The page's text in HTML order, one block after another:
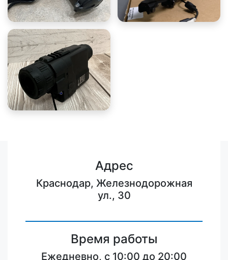
Адрес
Краснодар, Железнодорожная
ул., 30
Время работы
Ежедневно, с 10:00 до 20:00